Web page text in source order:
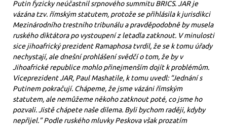
Putin fyzicky neúčastnil srpnového summitu BRICS. JAR je
vázána tzv. římským statutem, protože se přihlásila k jurisdikci
Mezinárodního trestního tribunálu a pravděpodobně by musela
ruského diktátora po vystoupení z letadla zatknout. V minulosti
sice jihoafrický prezident Ramaphosa tvrdil, že se k tomu úřady
nechystají, ale dnešní prohlášení svědčí o tom, že by v
Jihoafrické republice mohlo přinejmenším dojít k problémům.
Viceprezident JAR, Paul Mashatile, k tomu uvedl: “Jednání s
Putinem pokračují. Chápeme, že jsme vázáni římským
statutem, ale nemůžeme někoho zatknout poté, co jsme ho
pozvali. Jistě chápete naše dilema. Byli bychom raději, kdyby
nepřijel.” Podle ruského mluvky Peskova však prozatím